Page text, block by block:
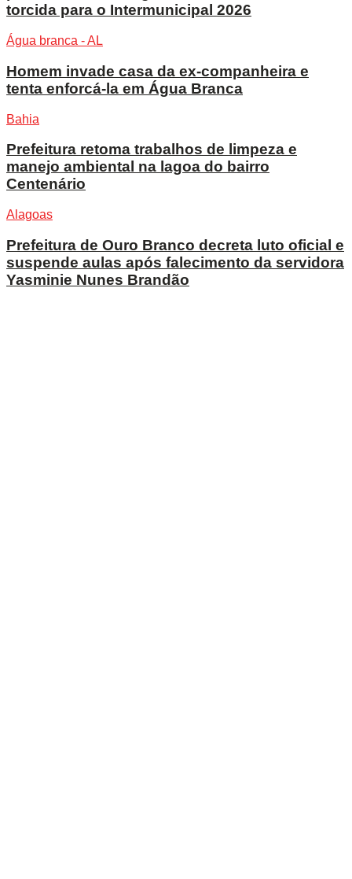
torcida para o Intermunicipal 2026
Água branca - AL
Homem invade casa da ex-companheira e
tenta enforcá-la em Água Branca
Bahia
Prefeitura retoma trabalhos de limpeza e
manejo ambiental na lagoa do bairro
Centenário
Alagoas
Prefeitura de Ouro Branco decreta luto oficial e
suspende aulas após falecimento da servidora
Yasminie Nunes Brandão